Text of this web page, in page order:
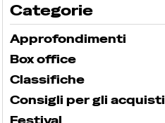
Categorie
Approfondimenti
Box office
Classifiche
Consigli per gli acquisti